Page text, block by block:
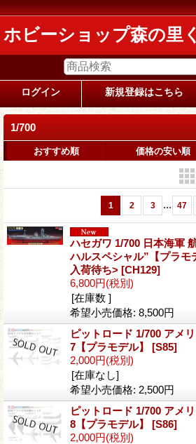
ホビーショップ森の里
ログイン 新規登録はこちら
1/700
おすすめ順 価格の安い順
1 2 3 ... 47
ハセガワ 1/700 日本海軍
ハルスペシャル”【プラモ
入荷待ち> [CH129]
6,800円(税別)
[在庫数 ]
希望小売価格: 8,500円
ピットロード 1/700 アメ
7【プラモデル】 [S85]
2,000円(税別)
[在庫なし]
希望小売価格: 2,500円
ピットロード 1/700 アメ
8【プラモデル】 [S86]
2,000円(税別)